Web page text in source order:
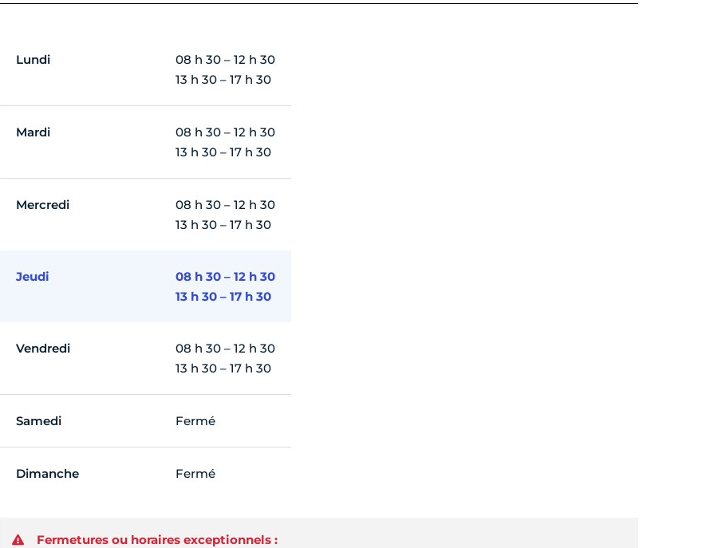
Lundi
08 h 30 – 12 h 30
13 h 30 – 17 h 30
Mardi
08 h 30 – 12 h 30
13 h 30 – 17 h 30
Mercredi
08 h 30 – 12 h 30
13 h 30 – 17 h 30
Jeudi
08 h 30 – 12 h 30
13 h 30 – 17 h 30
Vendredi
08 h 30 – 12 h 30
13 h 30 – 17 h 30
Samedi Fermé
Dimanche Fermé
Fermetures ou horaires exceptionnels :